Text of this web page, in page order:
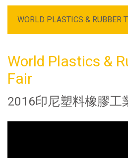
WORLD PLASTICS & RUBBER
World Plastics &
Fair
2016印尼塑料橡膠工